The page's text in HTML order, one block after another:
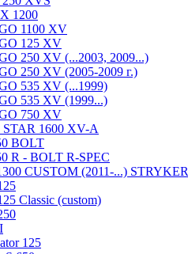
1200
1100 XV
125 XV
250 XV (...2003, 2009...)
250 XV (2005-2009 г.)
535 XV (...1999)
535 XV (1999...)
750 XV
1600 XV-A
BOLT
R - BOLT R-SPEC
CUSTOM (2011-...) STRYKER
Classic (custom)
125